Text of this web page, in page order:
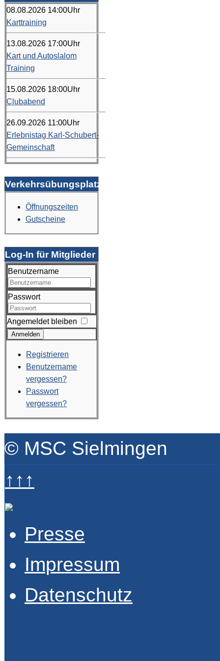
08.08.2026 14:00Uhr
Karttraining
13.08.2026 17:00Uhr
Kart und Autoslalom
Training
15.08.2026 18:00Uhr
Clubabend
26.09.2026 11:00Uhr
Erlebnistag Karl-Schubert-
Gemeinschaft
Verkehrsübungsplatz
Öffnungszeiten
Gutscheine
Log-In für Mitglieder
Benutzername
Passwort
Angemeldet bleiben
Anmelden
Registrieren
Benutzername
vergessen?
Passwort
vergessen?
© MSC Sielmingen
↑↑↑
Presse
Impressum
Datenschutz